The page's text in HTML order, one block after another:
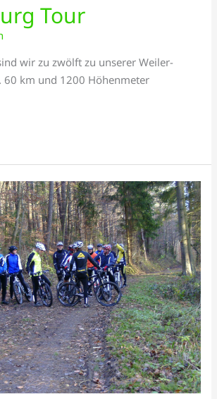
Tour
wir zu zwölft zu unserer Weiler-
60 km und 1200 Höhenmeter